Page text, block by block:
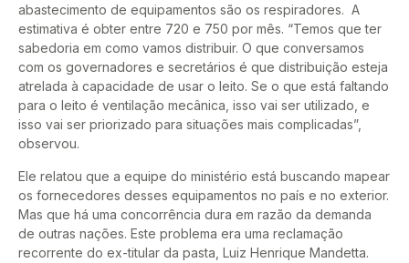
abastecimento de equipamentos são os respiradores. A
estimativa é obter entre 720 e 750 por mês. “Temos que ter
sabedoria em como vamos distribuir. O que conversamos
com os governadores e secretários é que distribuição esteja
atrelada à capacidade de usar o leito. Se o que está faltando
para o leito é ventilação mecânica, isso vai ser utilizado, e
isso vai ser priorizado para situações mais complicadas”,
observou.
Ele relatou que a equipe do ministério está buscando mapear
os fornecedores desses equipamentos no país e no exterior.
Mas que há uma concorrência dura em razão da demanda
de outras nações. Este problema era uma reclamação
recorrente do ex-titular da pasta, Luiz Henrique Mandetta.